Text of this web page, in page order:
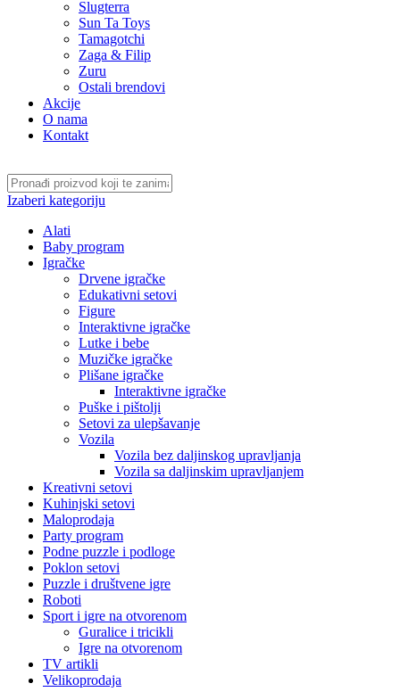
Slugterra
Sun Ta Toys
Tamagotchi
Zaga & Filip
Zuru
Ostali brendovi
Akcije
O nama
Kontakt
Izaberi kategoriju
Alati
Baby program
Igračke
Drvene igračke
Edukativni setovi
Figure
Interaktivne igračke
Lutke i bebe
Muzičke igračke
Plišane igračke
Interaktivne igračke
Puške i pištolji
Setovi za ulepšavanje
Vozila
Vozila bez daljinskog upravljanja
Vozila sa daljinskim upravljanjem
Kreativni setovi
Kuhinjski setovi
Maloprodaja
Party program
Podne puzzle i podloge
Poklon setovi
Puzzle i društvene igre
Roboti
Sport i igre na otvorenom
Guralice i tricikli
Igre na otvorenom
TV artikli
Velikoprodaja